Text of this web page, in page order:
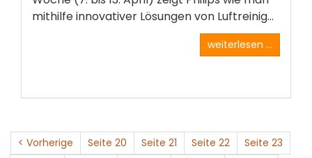
mithilfe innovativer Lösungen von Luftreinig...
weiterlesen ...
< Vorherige Seite 20 Seite 21 Seite 22
Seite 23